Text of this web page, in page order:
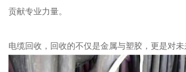
贡献专业力量。
电缆回收，回收的不仅是金属与塑胶，更是对未